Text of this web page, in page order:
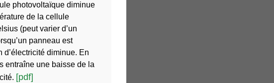
photovoltaïque diminue
de la cellule
(peut varier d’un
panneau est
diminue. En
entraîne une baisse de la
[pdf]